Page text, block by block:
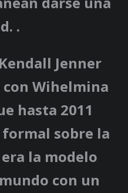
.
Kendall Jenner
Wihelmina
hasta 2011
sobre la
era la modelo
con un